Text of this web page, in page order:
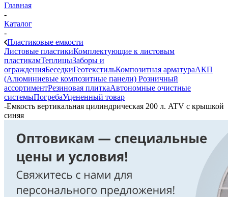
Главная
-
Каталог
-
Пластиковые емкости
Листовые пластикиКомплектующие к листовым
пластикамТеплицыЗаборы и
огражденияБеседкиГеотекстильКомпозитная арматураАКП
(Алюминиевые композитные панели) Розничный
ассортиментРезиновая плиткаАвтономные очистные
системыПогребаУцененный товар
-Емкость вертикальная цилиндрическая 200 л. ATV с крышкой
синяя